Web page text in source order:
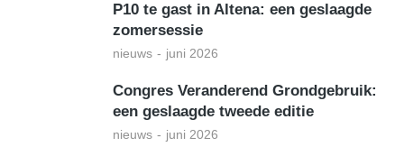
P10 te gast in Altena: een geslaagde
zomersessie
nieuws juni 2026
Congres Veranderend Grondgebruik:
een geslaagde tweede editie
nieuws juni 2026